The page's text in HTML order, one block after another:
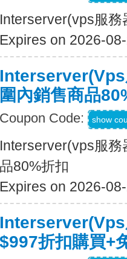
Interserver(vps服
Expires on 2026-
Interserver(vps
圍內銷售商品
Coupon Code: show
Interserver(vps服
品80%折扣
Expires on 2026-
Interserver(vps
$997折扣購買+